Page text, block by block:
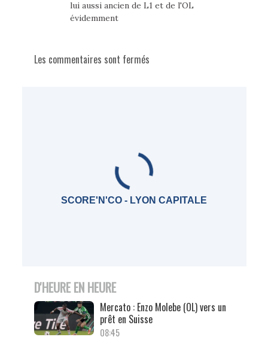
lui aussi ancien de L1 et de l'OL
évidemment
Les commentaires sont fermés
SCORE'N'CO - LYON CAPITALE
D'HEURE EN HEURE
Mercato : Enzo Molebe (OL) vers un
prêt en Suisse
08:45